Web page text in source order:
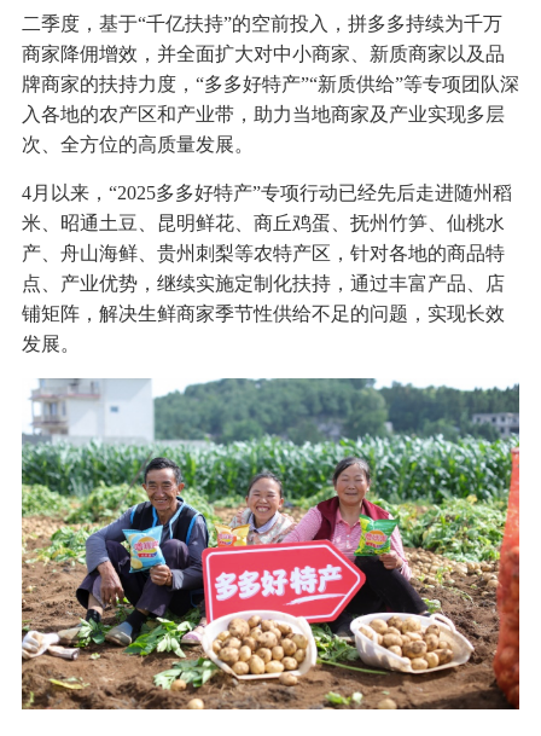
二季度，基于“千亿扶持”的空前投入，拼多多持续为千万
商家降佣增效，并全面扩大对中小商家、新质商家以及品
牌商家的扶持力度，“多多好特产”“新质供给”等专项团队深
入各地的农产区和产业带，助力当地商家及产业实现多层
次、全方位的高质量发展。
4月以来，“2025多多好特产”专项行动已经先后走进随州稻
米、昭通土豆、昆明鲜花、商丘鸡蛋、抚州竹笋、仙桃水
产、舟山海鲜、贵州刺梨等农特产区，针对各地的商品特
点、产业优势，继续实施定制化扶持，通过丰富产品、店
铺矩阵，解决生鲜商家季节性供给不足的问题，实现长效
发展。